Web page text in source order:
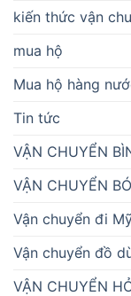
kiến thức vận
mua hộ
Mua hộ hàng
Tin tức
VẬN CHUYỂN
VẬN CHUYỂN
Vận chuyển đi
Vận chuyển đồ
VẬN CHUYỂN